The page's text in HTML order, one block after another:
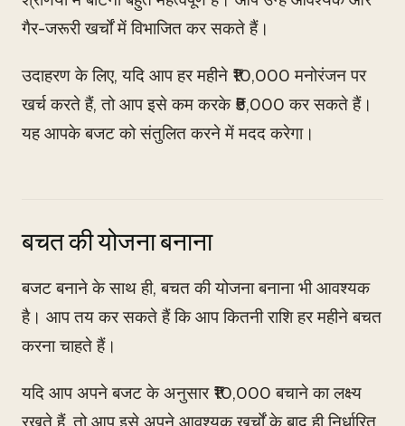
गैर-जरूरी खर्चों में विभाजित कर सकते हैं।
उदाहरण के लिए, यदि आप हर महीने ₹10,000 मनोरंजन पर
खर्च करते हैं, तो आप इसे कम करके ₹5,000 कर सकते हैं।
यह आपके बजट को संतुलित करने में मदद करेगा।
बचत की योजना बनाना
बजट बनाने के साथ ही, बचत की योजना बनाना भी आवश्यक
है। आप तय कर सकते हैं कि आप कितनी राशि हर महीने बचत
करना चाहते हैं।
यदि आप अपने बजट के अनुसार ₹10,000 बचाने का लक्ष्य